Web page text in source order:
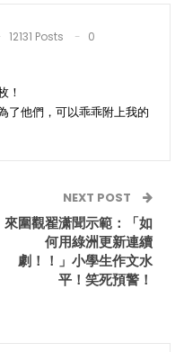
12131 Posts
0
！
了他們，可以乖乖附上我的
NEXT POST
來圍觀翟潇聞示範：「如
何用綠洲更新連續
劇！！」小學生作文水
平！笑死預警！